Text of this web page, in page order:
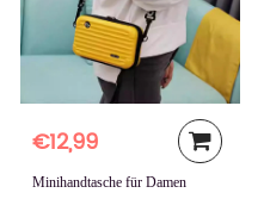
€12,99
Minihandtasche für Damen